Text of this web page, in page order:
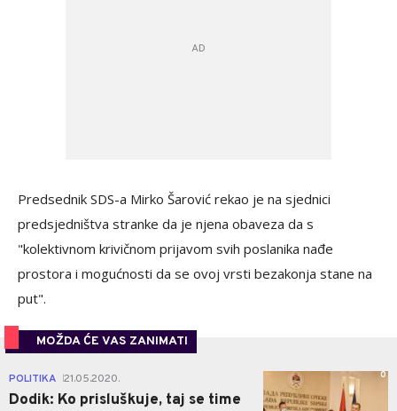
Predsednik SDS-a Mirko Šarović rekao je na sjednici
predsjedništva stranke da je njena obaveza da s
"kolektivnom krivičnom prijavom svih poslanika nađe
prostora i mogućnosti da se ovoj vrsti bezakonja stane na
put".
MOŽDA ĆE VAS ZANIMATI
POLITIKA 21.05.2020.
Dodik: Ko prisluškuje, taj se time
0